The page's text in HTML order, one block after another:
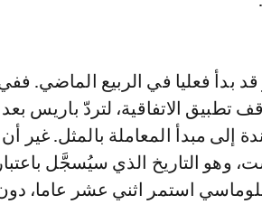
تطبيق الاتفاقية، لتردّ باريس
إلى مبدأ المعاملة بالمثل. غير
19 غشت، وهو التاريخ الذي سيُسجَّل
دبلوماسي استمر اثني عشر عاما،